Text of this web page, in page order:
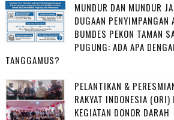
MUNDUR DAN MUNDUR
DUGAAN PENYIMPANGAN
BUMDES PEKON TAMAN
PUGUNG: ADA APA
TANGGAMUS?
PELANTIKAN &
RAKYAT INDONESIA (ORI)
KEGIATAN DONOR DARAH